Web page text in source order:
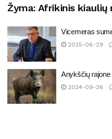
Žyma: Afrikinis kiaulių
Vicemeras
2025-06-29
Anykščių rajone
2024-09-26